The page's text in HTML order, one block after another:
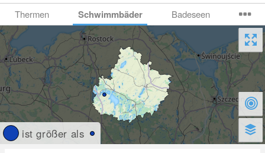
Thermen Schwimmbäder Badeseen
ist größer als